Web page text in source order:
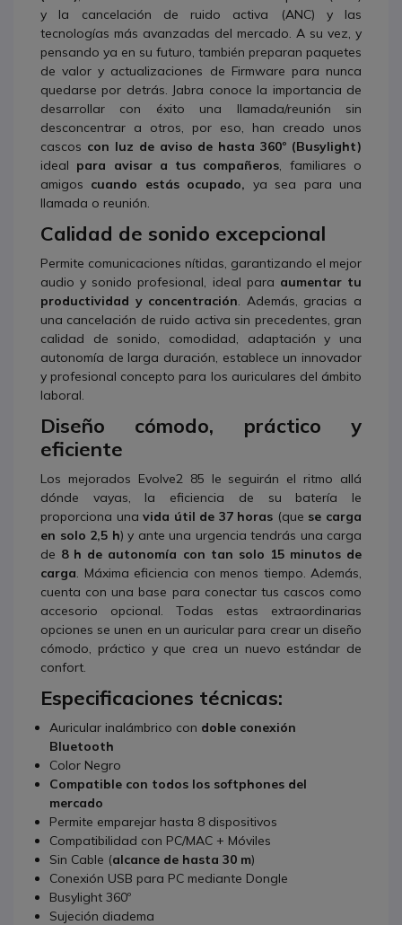
y la cancelación de ruido activa (ANC) y las
tecnologías más avanzadas del mercado. A su vez, y
pensando ya en su futuro, también preparan paquetes
de valor y actualizaciones de Firmware para nunca
quedarse por detrás. Jabra conoce la importancia de
desarrollar con éxito una llamada/reunión sin
desconcentrar a otros, por eso, han creado unos
cascos con luz de aviso de hasta 360º (Busylight)
ideal para avisar a tus compañeros , familiares o
amigos cuando estás ocupado, ya sea para una
llamada o reunión.
Calidad de sonido excepcional
Permite comunicaciones nítidas, garantizando el mejor
audio y sonido profesional, ideal para aumentar tu
productividad y concentración . Además, gracias a
una cancelación de ruido activa sin precedentes, gran
calidad de sonido, comodidad, adaptación y una
autonomía de larga duración, establece un innovador
y profesional concepto para los auriculares del ámbito
laboral.
Diseño cómodo, práctico y
eficiente
Los mejorados Evolve2 85 le seguirán el ritmo allá
dónde vayas, la eficiencia de su batería le
proporciona una vida útil de 37 horas (que se carga
en solo 2,5 h) y ante una urgencia tendrás una carga
de 8 h de autonomía con tan solo 15 minutos de
carga . Máxima eficiencia con menos tiempo. Además,
cuenta con una base para conectar tus cascos como
accesorio opcional. Todas estas extraordinarias
opciones se unen en un auricular para crear un diseño
cómodo, práctico y que crea un nuevo estándar de
confort.
Especificaciones técnicas:
Auricular inalámbrico con doble conexión
Bluetooth
Color Negro
Compatible con todos los softphones del
mercado
Permite emparejar hasta 8 dispositivos
Compatibilidad con PC/MAC + Móviles
Sin Cable (alcance de hasta 30 m)
Conexión USB para PC mediante Dongle
Busylight 360º
Sujeción diadema